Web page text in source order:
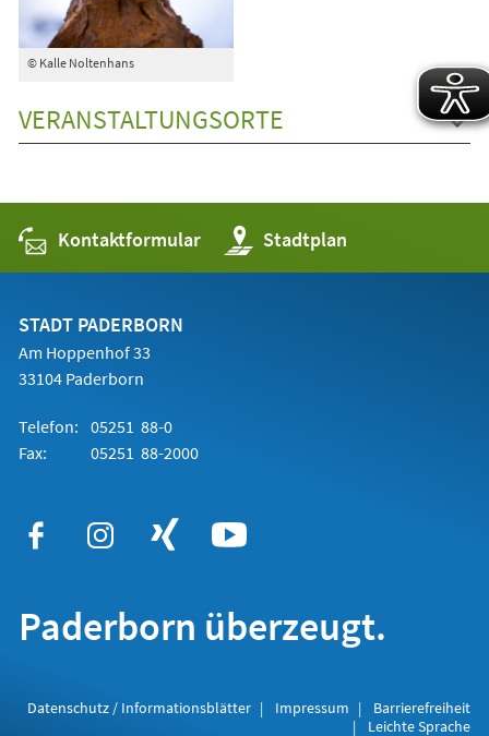
© Kalle Noltenhans
VERANSTALTUNGSORTE
Kontaktformular Stadtplan
(Öffnet
in
einem
STADT PADERBORN
Am Hoppenhof 33
33104 Paderborn
Telefon: 05251 88-0
Fax:
05251 88-2000
Paderborn überzeugt.
Datenschutz / Informationsblätter Impressum
Barrierefreiheit
Leichte Sprache